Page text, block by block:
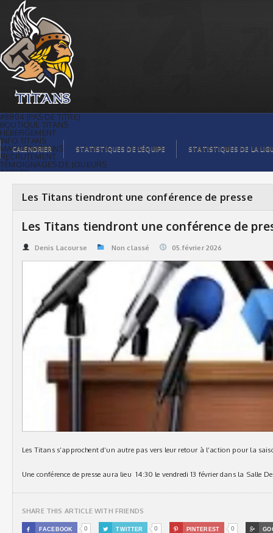
Les Titans tiendront une conférence de
presse | Titans de témiscaming
#8804 (PAS DE TITRE)
BOUTIQUE TITANS
HÉBERGEMENT
INFO TITANS
MAGASIN TITANS
RECRUTEMENT
TÉMOIGNAGES DE JOUEURS
ACCUEIL
GALERIE PHOTOS
STATISTIQUES
ORGANISATION
CALENDRIER
COMMANDITAIRES
STATISTIQUES DE LA LIGUE
CALENDRIER STATISTIQUES DE L’ÉQUIPE STATISTIQUES DE LA
Les Titans tiendront une conférence de presse
Les Titans tiendront une conférence de
Denis Lacourse Non classé 05.février 2026
Les Titans s’approchent d’un autre pas vers leur retour à l’action pour la
Une conférence de presse aura lieu 14:30 le vendredi 13 février dans la Salle
SHARE THIS ARTICLE WITH FRIENDS
 FACEBOOK 0  TWITTER 0  PINTEREST 0 